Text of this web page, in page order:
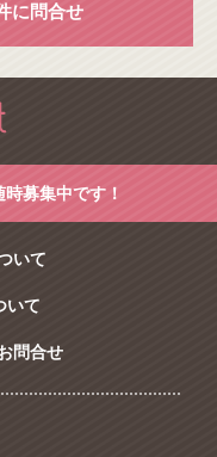
に問合せ
募集中です！
いて
いて
問合せ